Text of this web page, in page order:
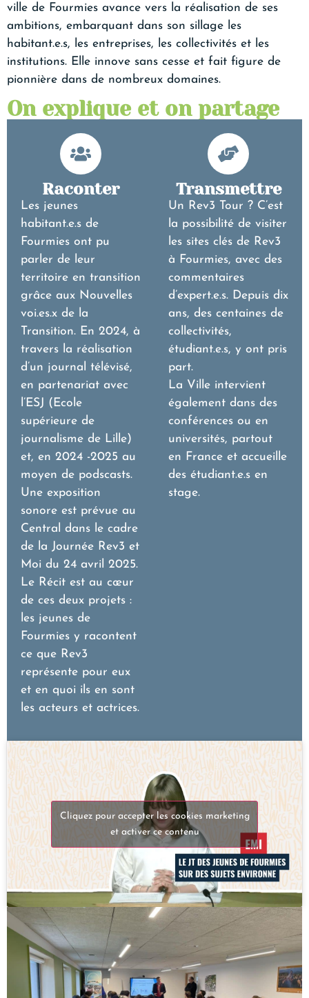
ville de Fourmies avance vers la réalisation de ses
ambitions, embarquant dans son sillage les
habitant.e.s, les entreprises, les collectivités et les
institutions. Elle innove sans cesse et fait figure de
pionnière dans de nombreux domaines.
On explique et on partage
Raconter
Les jeunes
habitant.e.s de
Fourmies ont pu
parler de leur
territoire en transition
grâce aux Nouvelles
voi.es.x de la
Transition. En 2024, à
travers la réalisation
d’un journal télévisé,
en partenariat avec
l’ESJ (Ecole
supérieure de
journalisme de Lille)
et, en 2024 -2025 au
moyen de podscasts.
Une exposition
sonore est prévue au
Central dans le cadre
de la Journée Rev3 et
Moi du 24 avril 2025.
Le Récit est au cœur
de ces deux projets :
les jeunes de
Fourmies y racontent
ce que Rev3
représente pour eux
et en quoi ils en sont
les acteurs et actrices.
Transmettre
Un Rev3 Tour ? C’est
la possibilité de visiter
les sites clés de Rev3
à Fourmies, avec des
commentaires
d’expert.e.s. Depuis dix
ans, des centaines de
collectivités,
étudiant.e.s, y ont pris
part.
La Ville intervient
également dans des
conférences ou en
universités, partout
en France et accueille
des étudiant.e.s en
stage.
Cliquez pour accepter les cookies marketing
et activer ce contenu